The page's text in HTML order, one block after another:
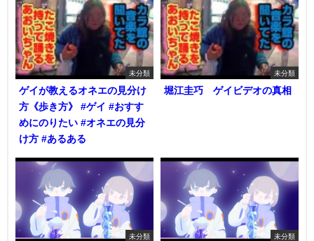
未分類
ゲイが教えるオネエの見分け
方《歩き方》 #ゲイ #おすす
めにのりたい #オネエの見分
け方 #あるある
未分類
堀江圭巧 ゲイビデオの真相
未分類 未分類